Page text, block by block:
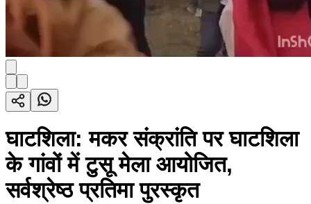
घाटशिला: मकर संक्रांति पर घाटशिला
के गांवों में टुसू मेला आयोजित,
सर्वश्रेष्ठ प्रतिमा पुरस्कृत